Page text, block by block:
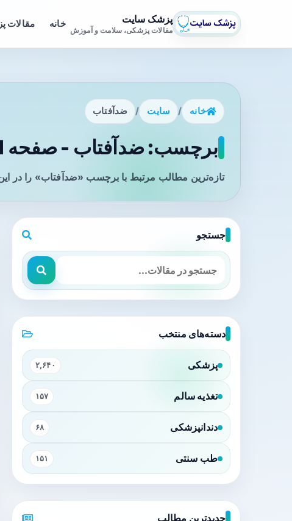
پزشک سایت
مقالات پزشکی، سلامت و آموزش
خانه مقالات
خانه / سایت / ضدآفتاب
برچسب: ضدآفتاب - صفحه 1
تازه‌ترین مطالب مرتبط با برچسب «ضدآفتاب» را در
جستجو
دسته‌های منتخب
پزشکی ۲,۶۴۰
تغذیه سالم ۱۵۷
دندانپزشکی ۶۸
طب سنتی ۱۵۱
جدیدترین مطالب